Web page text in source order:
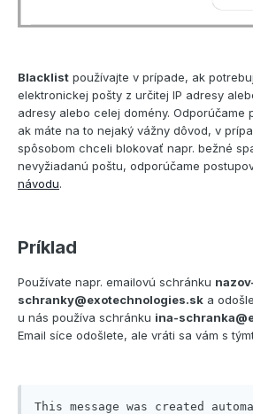
Blacklist používajte v prípade, ak
elektronickej pošty z určitej IP adresy
adresy alebo celej domény. Odporúčame
ak máte na to nejaký vážny dôvod, v
spôsobom chceli blokovať napr. bežné
nevyžiadanú poštu, odporúčame
návodu.
Príklad
Používate napr. emailovú schránku
schranky@exotechnologies.sk a
u nás používa schránku ina-
Email síce odošlete, ale vráti sa vám s
This message was created